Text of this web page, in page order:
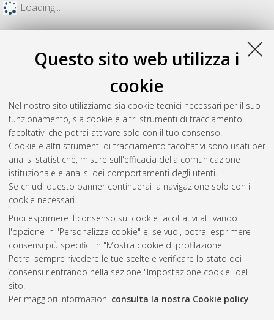
Questo sito web utilizza i
cookie
Nel nostro sito utilizziamo sia cookie tecnici necessari per il suo
funzionamento, sia cookie e altri strumenti di tracciamento
facoltativi che potrai attivare solo con il tuo consenso.
Cookie e altri strumenti di tracciamento facoltativi sono usati per
analisi statistiche, misure sull'efficacia della comunicazione
istituzionale e analisi dei comportamenti degli utenti.
Se chiudi questo banner continuerai la navigazione solo con i
cookie necessari.
Puoi esprimere il consenso sui cookie facoltativi attivando
l'opzione in "Personalizza cookie" e, se vuoi, potrai esprimere
consensi più specifici in "Mostra cookie di profilazione".
Potrai sempre rivedere le tue scelte e verificare lo stato dei
consensi rientrando nella sezione "Impostazione cookie" del
sito.
Per maggiori informazioni consulta la nostra Cookie policy.
Loading...
Gestione del documento:
Atom
Rss 1.0
Rss 2.0
AMS Laurea